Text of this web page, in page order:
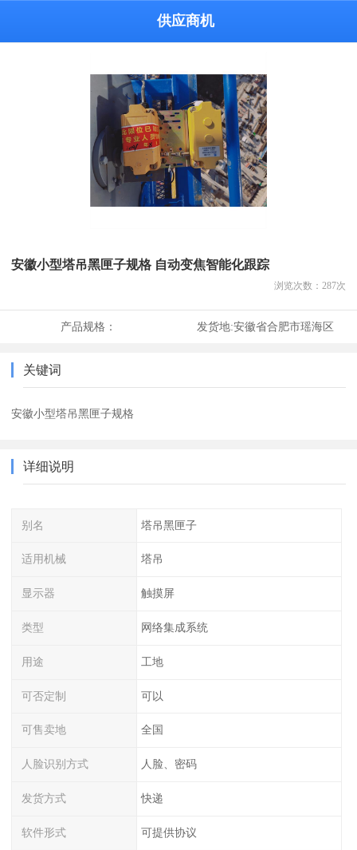
供应商机
安徽小型塔吊黑匣子规格 自动变焦智能化跟踪
浏览次数： 287次
产品规格： 发货地:安徽省合肥市瑶海区
关键词
安徽小型塔吊黑匣子规格
详细说明
别名 塔吊黑匣子
适用机械 塔吊
显示器 触摸屏
类型 网络集成系统
用途 工地
可否定制 可以
可售卖地 全国
人脸识别方式 人脸、密码
发货方式 快递
软件形式 可提供协议